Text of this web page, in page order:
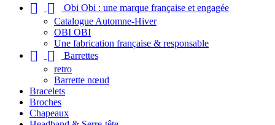
 
Obi Obi : une marque française et engagée
Catalogue Automne-Hiver
OBI OBI
Une fabrication française & responsable
 
Barrettes
retro
Barrette nœud
Bracelets
Broches
Chapeaux